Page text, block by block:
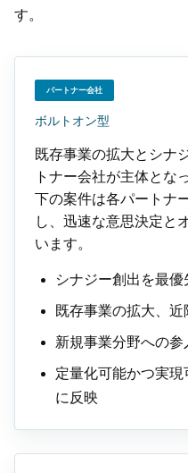
す。
パートナー会社
ボルトオン型
既存事業の拡大とシナ
トナー会社が主体とな
下の案件は各パートナ
し、迅速な意思決定と
います。
シナジー創出を最優
既存事業の拡大、近
新規事業分野への
定量化可能かつ実
に反映